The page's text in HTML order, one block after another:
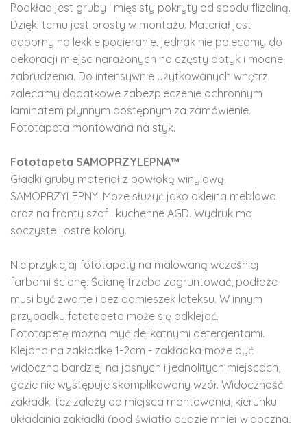
Podkład jest gruby i mięsisty pokryty od spodu flizeliną.
Dzięki temu jest prosty w montażu. Materiał jest
odporny na lekkie pocieranie, jednak nie polecamy do
dekoracji miejsc narażonych na częsty dotyk i mocne
zabrudzenia. Do intensywnie użytkowanych wnętrz
zalecamy dodatkowe zabezpieczenie ochronnym
laminatem płynnym dostępnym za zamówienie.
Fototapeta montowana na styk.
Fototapeta SAMOPRZYLEPNA™
Gładki gruby materiał z powłoką winylową.
SAMOPRZYLEPNY. Może służyć jako okleina meblowa
oraz na fronty szaf i kuchenne AGD. Wydruk ma
soczyste i ostre kolory.
Nie przyklejaj fototapety na malowaną wcześniej
farbami ścianę. Ścianę trzeba zagruntować, podłoże
musi być zwarte i bez domieszek lateksu. W innym
przypadku fototapeta może się odklejać.
Fototapetę można myć delikatnymi detergentami.
Klejona na zakładkę 1-2cm - zakładka może być
widoczna bardziej na jasnych i jednolitych miejscach,
gdzie nie występuje skomplikowany wzór. Widoczność
zakładki tez zależy od miejsca montowania, kierunku
układania zakładki (pod światło będzie mniej widoczna,